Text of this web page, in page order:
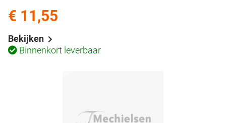
Bekijken
Binnenkort leverbaar
€ 11,55